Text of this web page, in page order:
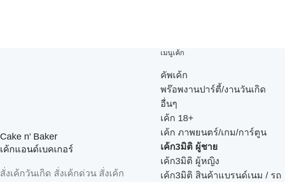
Cake n' Baker
เค้กแอนด์เบคเกอร์
สั่งเค้กวันเกิด สั่งเค้กด่วน สั่งเค้ก
เมนูเค้ก
คัพเค้ก
พร๊อพงานปาร์ตี้/งานวันเกิด
อื่นๆ
เค้ก 18+
เค้ก ภาพยนตร์/เกม/การ์ตูน
เค้ก3มิติ ผู้ชาย
เค้ก3มิติ ผู้หญิง
เค้ก3มิติ สินค้าแบรนด์เนม / รถ